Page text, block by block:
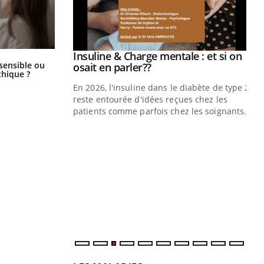
ou
?
Bébés, jeunes enfants : quelle
trousse à pharmacie pour les
Youtube
Insuline & Charge mentale : et si on
osait en parler??Youtube
En 2026, l'insuline dans le diabète de type 2
reste entourée d'idées reçues chez les
patients comme parfois chez les soignants.